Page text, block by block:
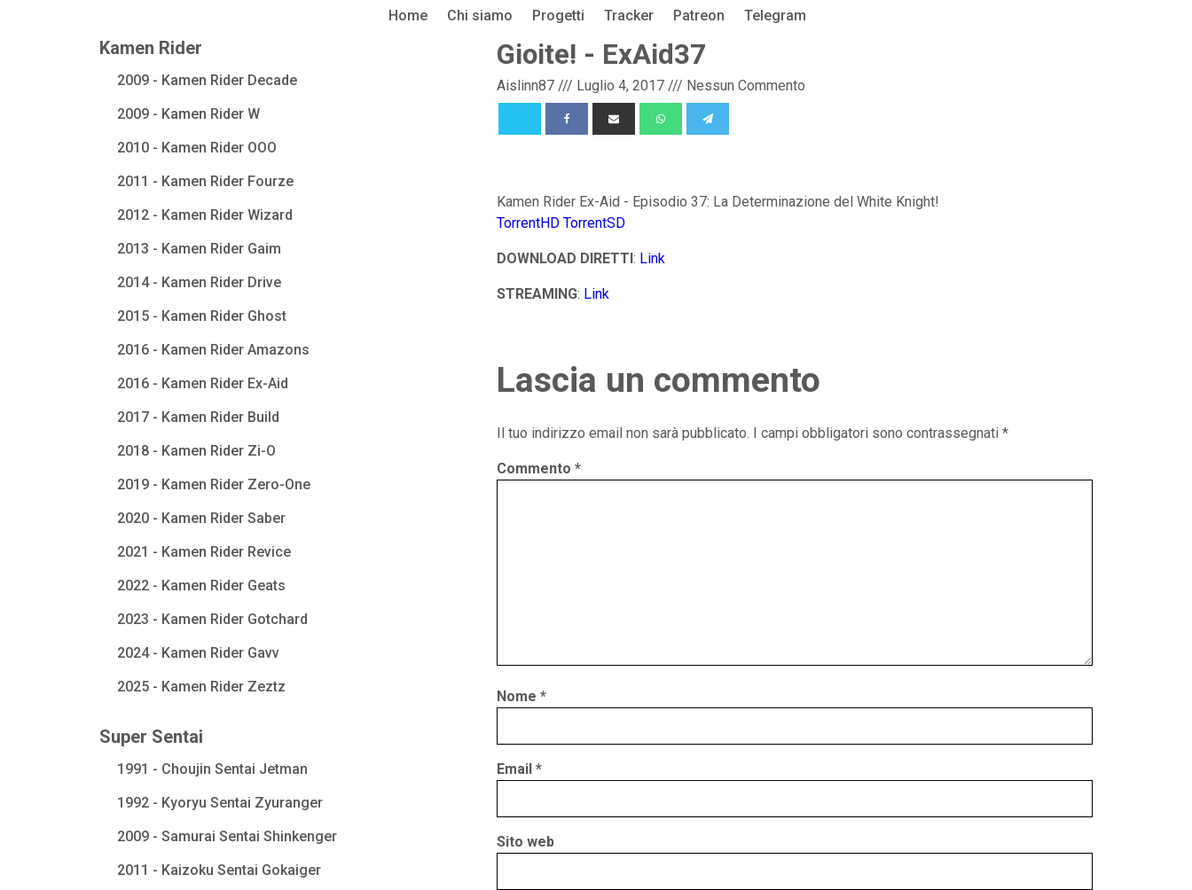
Home Chi siamo Progetti Tracker Patreon Telegram
Kamen Rider
2009 - Kamen Rider Decade
2009 - Kamen Rider W
2010 - Kamen Rider OOO
2011 - Kamen Rider Fourze
2012 - Kamen Rider Wizard
2013 - Kamen Rider Gaim
2014 - Kamen Rider Drive
2015 - Kamen Rider Ghost
2016 - Kamen Rider Amazons
2016 - Kamen Rider Ex-Aid
2017 - Kamen Rider Build
2018 - Kamen Rider Zi-O
2019 - Kamen Rider Zero-One
2020 - Kamen Rider Saber
2021 - Kamen Rider Revice
2022 - Kamen Rider Geats
2023 - Kamen Rider Gotchard
2024 - Kamen Rider Gavv
2025 - Kamen Rider Zeztz
Super Sentai
1991 - Choujin Sentai Jetman
1992 - Kyoryu Sentai Zyuranger
2009 - Samurai Sentai Shinkenger
2011 - Kaizoku Sentai Gokaiger
Gioite! - ExAid37
Aislinn87 /// Luglio 4, 2017 /// Nessun Commento
Kamen Rider Ex-Aid - Episodio 37: La Determinazione del White Knight!
TorrentHD TorrentSD
DOWNLOAD DIRETTI: Link
STREAMING: Link
Lascia un commento
Il tuo indirizzo email non sarà pubblicato. I campi obbligatori sono contrassegnati *
Commento *
Nome *
Email *
Sito web